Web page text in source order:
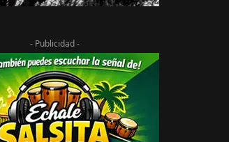
- Publicidad -